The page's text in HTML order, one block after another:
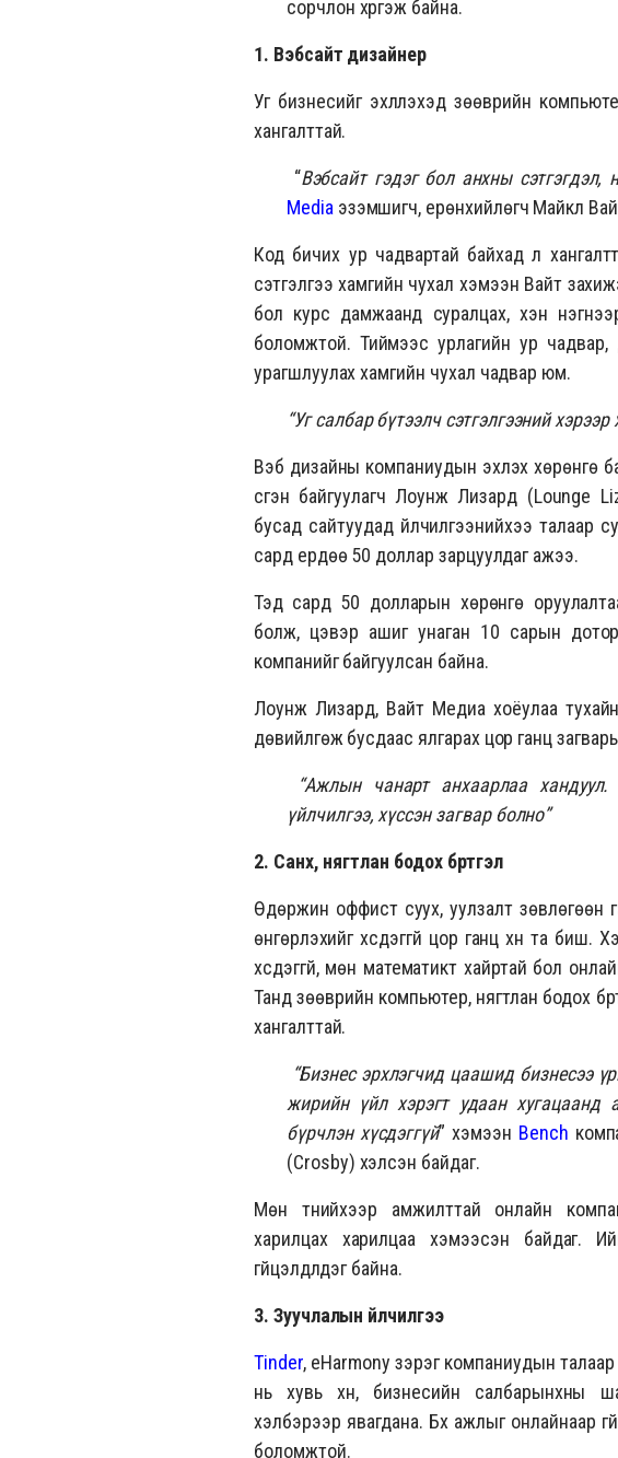
сорчлон хүргэж байна.
1. Вэбсайт дизайнер
Уг бизнесийг эхлүүлэхэд зөөврийн
хангалттай.
“Вэбсайт гэдэг бол анхны сэтгэгдэл,
Media эзэмшигч, ерөнхийлөгч Майкл
Код бичих ур чадвартай байхад л
сэтгэлгээ хамгийн чухал хэмээн Вайт
бол курс дамжаанд суралцах, хэн
боломжтой. Тиймээс урлагийн ур чадвар,
урагшлуулах хамгийн чухал чадвар юм.
“Уг салбар бүтээлч сэтгэлгээний
Вэб дизайны компаниудын эхлэх хөрөнгө
үүсгэн байгуулагч Лоунж Лизард
бусад сайтуудад үйлчилгээнийхээ талаар
сард ердөө 50 доллар зарцуулдаг ажээ.
Тэд сард 50 долларын хөрөнгө
болж, цэвэр ашиг унаган 10 сарын
компанийг байгуулсан байна.
Лоунж Лизард, Вайт Медиа хоёулаа
дөвийлгөж бусдаас ялгарах цор ганц
“Ажлын чанарт анхаарлаа
үйлчилгээ, хүссэн загвар болно”
2. Санхүү, нягтлан бодох бүртгэл
Өдөржин оффист суух, уулзалт зөвлөгөөн
өнгөрүүлэхийг хүсдэггүй цор ганц хүн та
хүсдэггүй, мөн математикт хайртай бол
Танд зөөврийн компьютер, нягтлан бодох
хангалттай.
“Бизнес эрхлэгчид цаашид бизнесээ
жирийн үйл хэрэгт удаан хугацаанд
бүрчлэн хүсдэггүй” хэмээн Bench
(Crosby) хэлсэн байдаг.
Мөн түүнийхээр амжилттай онлайн
харилцах харилцаа хэмээсэн байдаг.
гүйцэлдүүлдэг байна.
3. Зуучлалын үйлчилгээ
Tinder, eHarmony зэрэг компаниудын талаар
нь хувь хүн, бизнесийн салбарынхны
хэлбэрээр явагдана. Бүх ажлыг онлайнаар
боломжтой.